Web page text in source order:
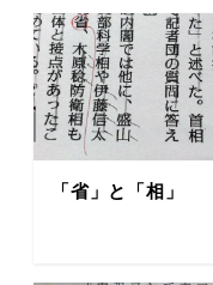
「省」と「相」